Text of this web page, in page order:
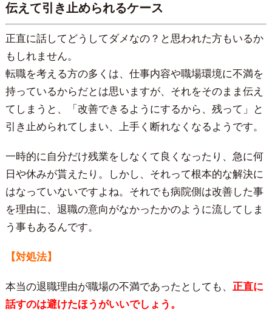
伝えて引き止められるケース
正直に話してどうしてダメなの？と思われた方もいるか
もしれません。
転職を考える方の多くは、仕事内容や職場環境に不満を
持っているからだとは思いますが、それをそのまま伝え
てしまうと、「改善できるようにするから、残って」と
引き止められてしまい、上手く断れなくなるようです。
一時的に自分だけ残業をしなくて良くなったり、急に何
日や休みが貰えたり。しかし、それって根本的な解決に
はなっていないですよね。それでも病院側は改善した事
を理由に、退職の意向がなかったかのように流してしま
う事もあるんです。
【対処法】
本当の退職理由が職場の不満であったとしても、 正直に
話すのは避けたほうがいいでしょう。